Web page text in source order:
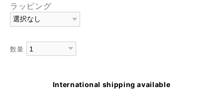
ラッピング
数量
International shipping available